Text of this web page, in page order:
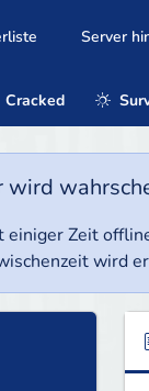
Server
Cracked
wird
einiger Zeit
wird